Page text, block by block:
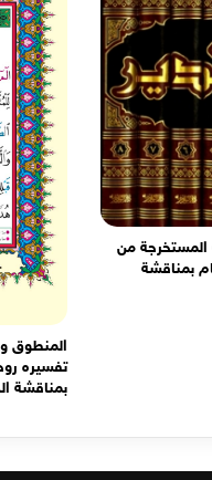
المستخرجة من
بمناقشة
المنطوق
تفسيره
بمناقشة